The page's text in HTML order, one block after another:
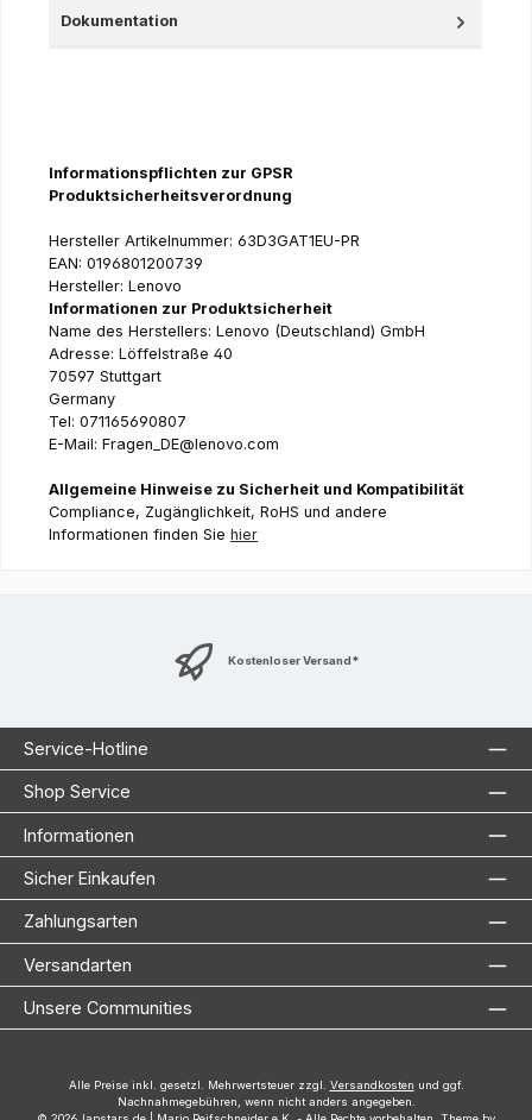
Dokumentation
Informationspflichten zur GPSR
Produktsicherheitsverordnung
Hersteller Artikelnummer: 63D3GAT1EU-PR
EAN: 0196801200739
Hersteller: Lenovo
Informationen zur Produktsicherheit
Name des Herstellers: Lenovo (Deutschland) GmbH
Adresse: Löffelstraße 40
70597 Stuttgart
Germany
Tel: 071165690807
E-Mail: Fragen_DE@lenovo.com
Allgemeine Hinweise zu Sicherheit und Kompatibilität
Compliance, Zugänglichkeit, RoHS und andere
Informationen finden Sie hier
Kostenloser Versand*
Service-Hotline
Shop Service
Informationen
Sicher Einkaufen
Zahlungsarten
Versandarten
Unsere Communities
Alle Preise inkl. gesetzl. Mehrwertsteuer zzgl. Versandkosten und ggf.
Nachnahmegebühren, wenn nicht anders angegeben.